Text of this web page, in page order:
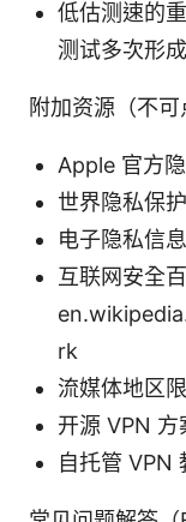
低估测速的
测试多次形
附加资源（不可
Apple 官方
世界隐私保
电子隐私信
互联网安全
rk
流媒体地区
开源 VPN
自托管